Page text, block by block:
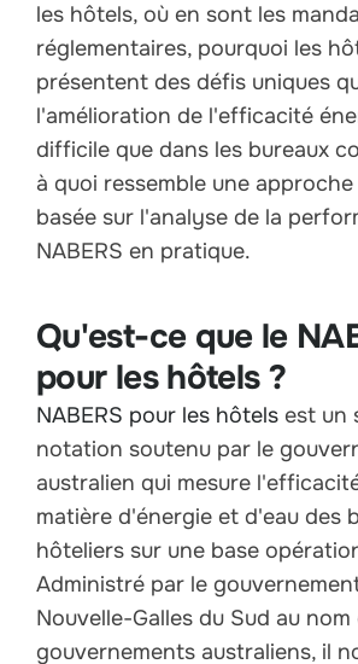
les hôtels, où en sont les
réglementaires, pourquoi les
présentent des défis uniques
l'amélioration de l'efficacité
difficile que dans les bureaux
à quoi ressemble une
basée sur l'analyse de la
NABERS en pratique.
Qu'est-ce que le
pour les hôtels ?
NABERS pour les hôtels est un
notation soutenu par le
australien qui mesure
matière d'énergie et d'eau des
hôteliers sur une base
Administré par le
Nouvelle-Galles du Sud au
gouvernements australiens, il